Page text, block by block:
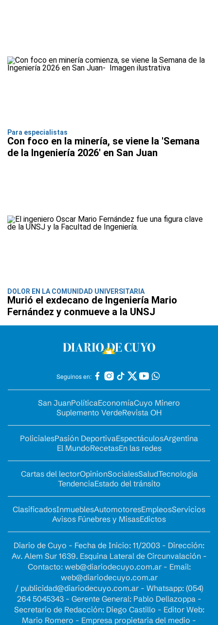
Para especialistas
Con foco en la minería, se viene la 'Semana
de la Ingeniería 2026' en San Juan
DOLOR EN LA COMUNIDAD UNIVERSITARIA
Murió el exdecano de Ingeniería Mario
Fernández y conmueve a la UNSJ
Seguinos en:
San JuanPolíticaEconomíaCuyo Minero
Suplemento VerdeRevista OH
PolicialesPasión DeportivaEspectáculosArgentina
El MundoRecetasEn las redes
Cartas del lectorOpinionSocialesSaludTecnología
TendenciaEstado del tránsito
ClasificadosInmueblesAutomotoresEmpleosServicios
Avisos Fúnebres y MisasEdictos
Diario de Cuyo - Fecha de Inicio: 11/2003 - Dirección:
Av. Alem Sur 1639. Esquina Lateral de Circunvalación -
Contacto: web@diariodecuyo.com.ar- Email:
web@diariodecuyo.com.ar
/ publicidad@diariodecuyo.com.ar- Whatsapp: (054)
264 5045343 - Gerente General: Pablo Dellazoppa -
Secretario de Redacción: Diego Castillo - Editor Web:
Mario Romero - Empresa propietaria del medio -